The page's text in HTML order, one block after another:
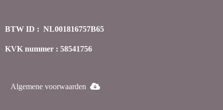
BTW ID : NL001816757B65
KVK nummer : 58541756
Algemene voorwaarden